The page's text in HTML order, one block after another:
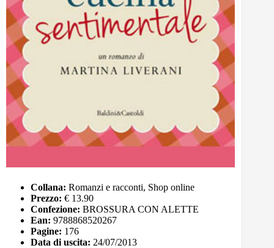
Collana: Romanzi e racconti, Shop online
Prezzo: € 13.90
Confezione: BROSSURA CON ALETTE
Ean: 9788868520267
Pagine: 176
Data di uscita: 24/07/2013